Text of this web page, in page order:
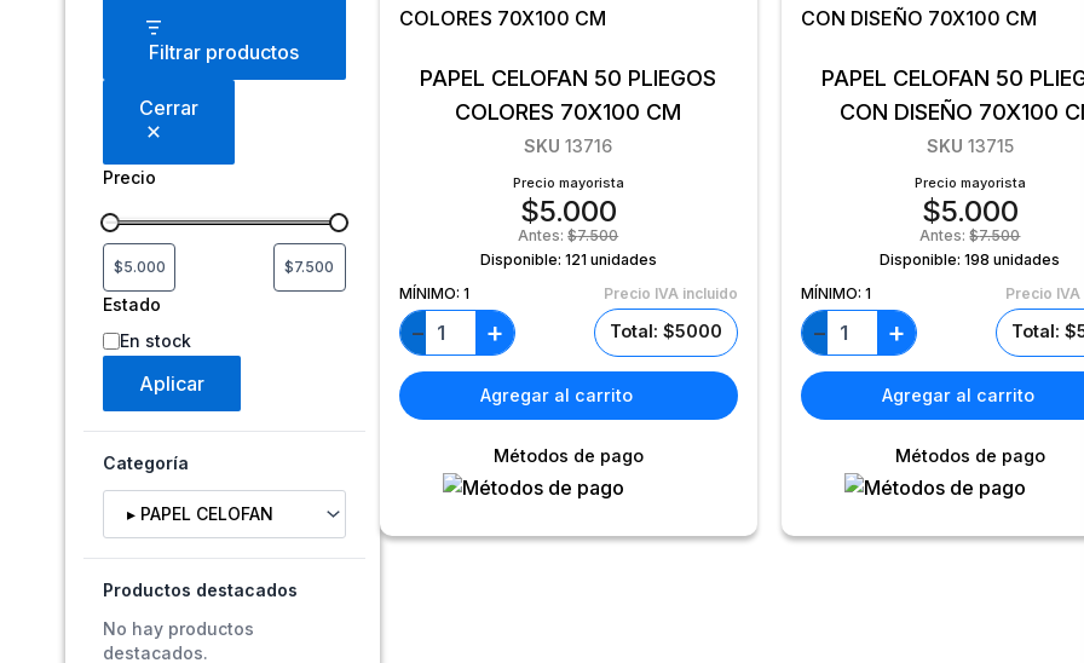
Filtrar productos
Cerrar
Precio
Estado
En stock
Aplicar
Categoría
Productos destacados
No hay productos
destacados.
PAPEL CELOFAN 50 PLIEGOS
COLORES 70X100 CM
SKU 13716
Precio mayorista
$5.000
Antes:$7.500
Disponible: 121 unidades
MÍNIMO: 1 Precio IVA incluido
− + Total: $5000
Agregar al carrito
Métodos de pago
PAPEL CELOFAN 50
CON DISEÑO 70X100
SKU 13715
Precio mayorista
$5.000
Antes:$7.500
Disponible:198 unidades
MÍNIMO: 1 Precio IVA
− + Total:
Agregar al carrito
Métodos de pago